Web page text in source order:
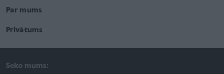
Par mums
Privātums
Seko mums: